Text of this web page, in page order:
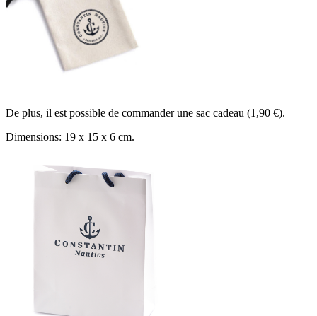
De plus, il est possible de commander une sac cadeau (1,90 €).
Dimensions: 19 x 15 x 6 cm.